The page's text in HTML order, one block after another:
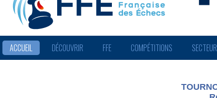
ACCUEIL DÉCOUVRIR FFE COMPÉTITIONS